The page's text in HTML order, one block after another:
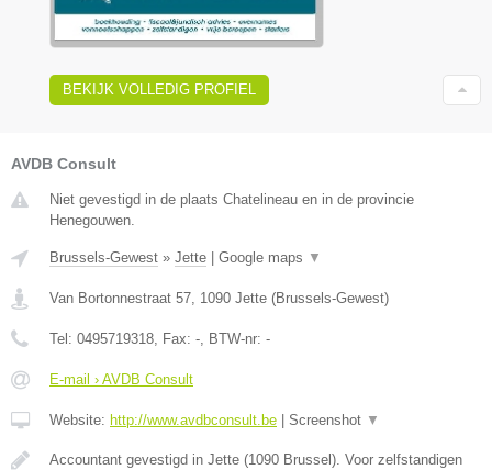
BEKIJK VOLLEDIG PROFIEL
AVDB Consult
Niet gevestigd in de plaats Chatelineau en in de provincie
Henegouwen.
Brussels-Gewest » Jette | Google maps ▼
Van Bortonnestraat 57 1090 Jette (Brussels-Gewest)
Tel: 0495719318 , Fax: - , BTW-nr: -
E-mail › AVDB Consult
Website: http://www.avdbconsult.be | Screenshot ▼
Accountant gevestigd in Jette (1090 Brussel). Voor zelfstandigen